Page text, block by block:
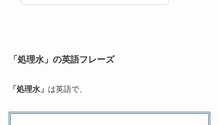
「処理水」の英語フレーズ
「処理水」 は英語で、